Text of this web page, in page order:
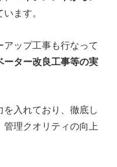
ます。
アップ工事も行なって
ーター改良工事等の実
入れており、徹底し
理クオリティの向上